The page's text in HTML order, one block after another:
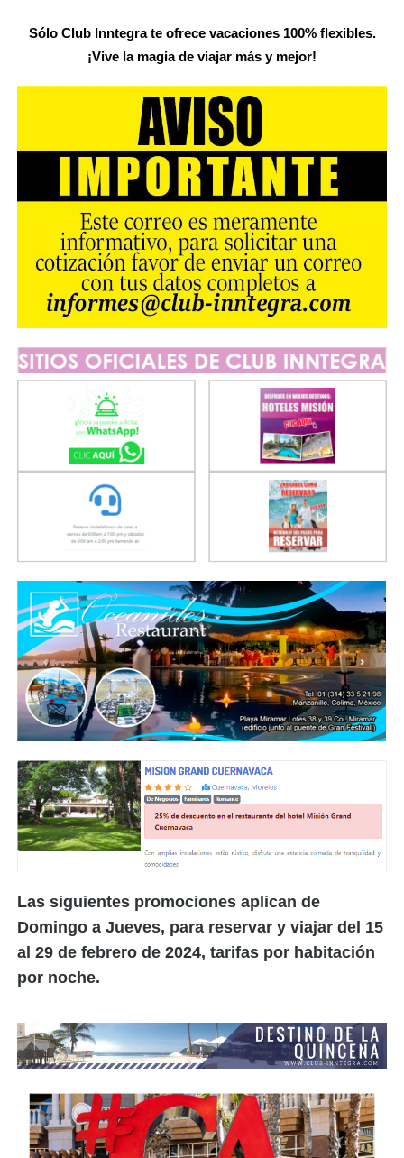
Sólo Club Inntegra te ofrece vacaciones 100% flexibles.
¡Vive la magia de viajar más y mejor!
Las siguientes promociones aplican de
Domingo a Jueves, para reservar y viajar del 15
al 29 de febrero de 2024, tarifas por habitación
por noche.